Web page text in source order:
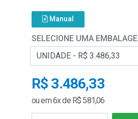
Manual
SELECIONE UMA
R$ 3.486,33
ou em 6x de R$ 581,06